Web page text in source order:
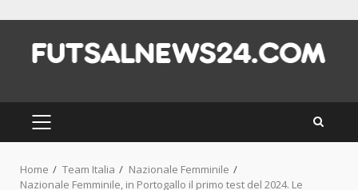
content
PRIMARY
MENU
Home Team Italia
Nazionale Femminile
Nazionale Femminile, in Portogallo il primo test del 2024. Le